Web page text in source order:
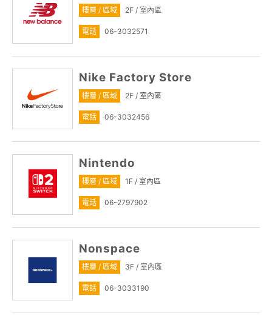
樓層 / 區域 2F / 室內區
電話 06-3032571
Nike Factory Store
樓層 / 區域 2F / 室內區
電話 06-3032456
Nintendo
樓層 / 區域 1F / 室內區
電話 06-2797902
Nonspace
樓層 / 區域 3F / 室內區
電話 06-3033190